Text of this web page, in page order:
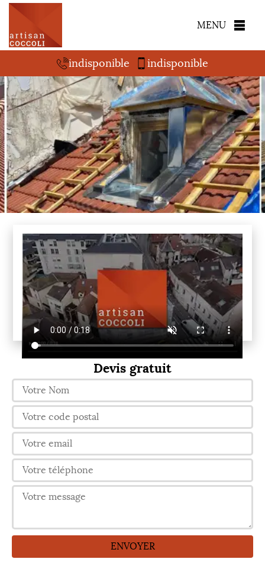
MENU
indisponible indisponible
Devis gratuit